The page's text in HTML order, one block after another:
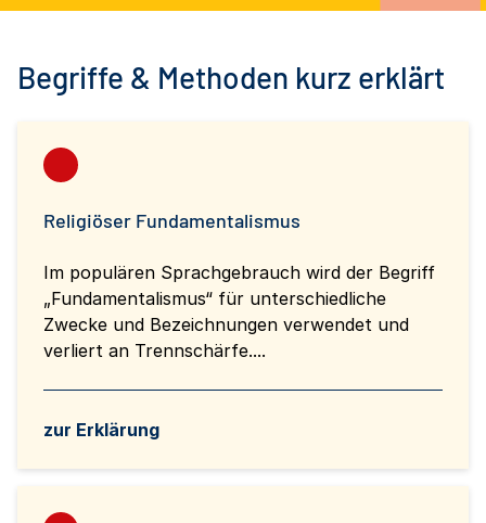
Begriffe & Methoden kurz erklärt
Religiöser Fundamentalismus
Im populären Sprachgebrauch wird der Begriff
„Fundamentalismus“ für unterschiedliche
Zwecke und Bezeichnungen verwendet und
verliert an Trennschärfe....
zur Erklärung